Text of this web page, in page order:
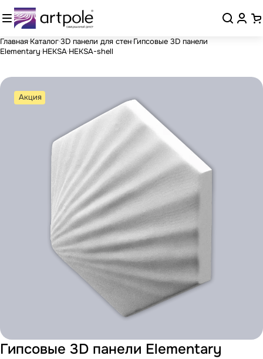
Главная Каталог3D панели для стен Гипсовые 3D панели
Elementary HEKSA HEKSA-shell
Акция
Гипсовые 3D панели Elementary